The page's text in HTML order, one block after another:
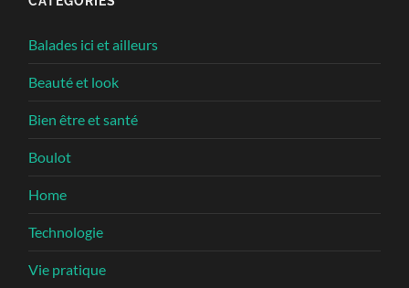
Balades ici et ailleurs
Beauté et look
Bien être et santé
Boulot
Home
Technologie
Vie pratique